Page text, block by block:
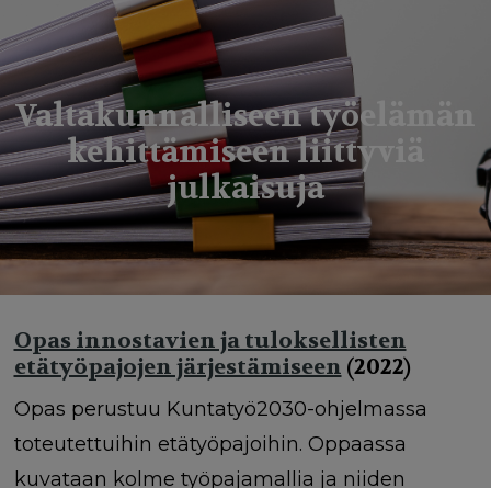
n
Valtakunnalliseen työelämän
kehittämiseen liittyviä
julkaisuja
Opas innostavien ja tuloksellisten
etätyöpajojen järjestämiseen (2022)
Opas perustuu Kuntatyö2030-ohjelmassa
toteutettuihin etätyöpajoihin. Oppaassa
kuvataan kolme työpajamallia ja niiden